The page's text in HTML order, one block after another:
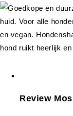
Review